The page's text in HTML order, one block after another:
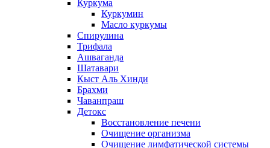
Куркума
Куркумин
Масло куркумы
Спирулина
Трифала
Ашваганда
Шатавари
Кыст Аль Хинди
Брахми
Чаванпраш
Детокс
Восстановление печени
Очищение организма
Очищение лимфатической системы